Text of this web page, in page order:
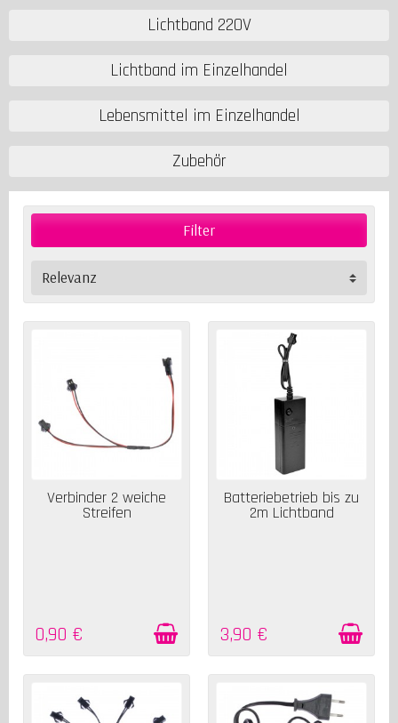
Lichtband 220V
Lichtband im Einzelhandel
Lebensmittel im Einzelhandel
Zubehör
Filter
Relevanz
AUF LAGER
Verbinder 2 weiche
Streifen
0,90 €
AUF LAGER
Batteriebetrieb bis zu
2m Lichtband
3,90 €